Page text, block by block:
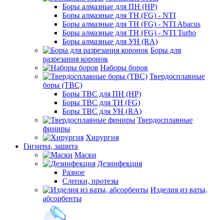
Боры алмазные для ПН (HP)
Боры алмазные для ТН (FG) - NTI
Боры алмазные для ТН (FG) - NTI Abacus
Боры алмазные для ТН (FG) - NTI Turbo
Боры алмазные для УН (RA)
Боры для
разрезания коронок
Наборы боров
Твердосплавные
боры (ТВС)
Боры ТВС для ПН (HP)
Боры ТВС для ТН (FG)
Боры ТВС для УН (RA)
Твердосплавные
финиры
Хирургия
Гигиена, защита
Маски
Дезинфекция
Разное
Слепки, протезы
Изделия из ваты,
абсорбенты